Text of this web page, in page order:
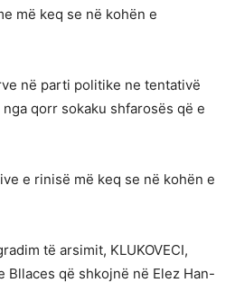
më keq se në kohën e
në parti politike ne tentativë
qorr sokaku shfarosës që e
e rinisë më keq se në kohën e
të arsimit, KLUKOVECI,
Bllaces që shkojnë në Elez Han-